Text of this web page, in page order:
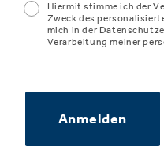
Hiermit stimme ich der
Zweck des
mich in der
Verarbeitung meiner
Anmelden